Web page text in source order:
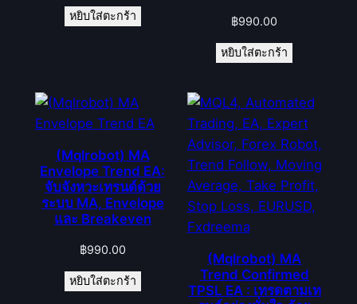
หยิบใส่ตะกร้า ฿990.00
หยิบใส่ตะกร้า
(Mqlrobot) MA
Envelope Trend EA:
จับจังหวะเทรนด์ด้วย
ระบบ MA, Envelope
และ Breakeven
฿990.00
หยิบใส่ตะกร้า
(Mqlrobot) MA
Trend Confirmed
TPSL EA : เทรดตามเท